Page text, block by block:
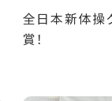
全日本新体
賞！